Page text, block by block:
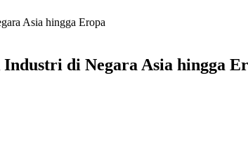
Asia hingga Eropa
di Negara Asia hingga